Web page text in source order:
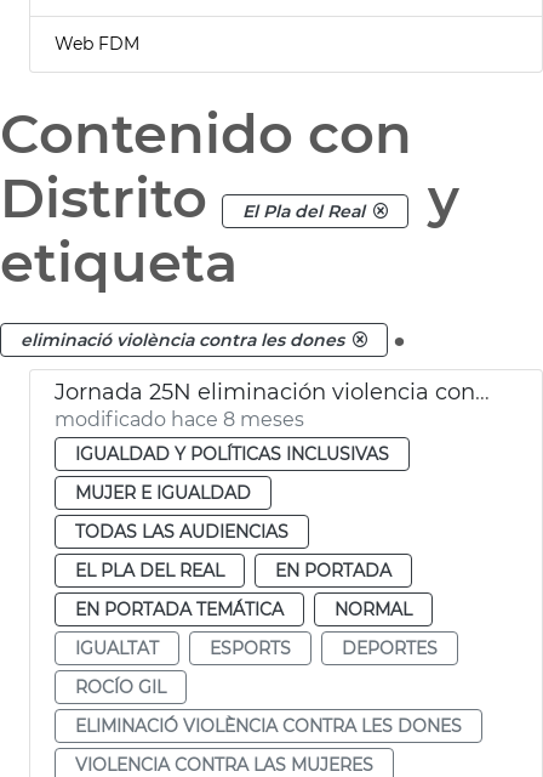
Web FDM
Contenido con
Distrito
El Pla del Real
y
etiqueta
eliminació violència contra les dones .
Jornada 25N eliminación violencia contra las mujeres
modificado hace 8 meses
IGUALDAD Y POLÍTICAS INCLUSIVAS
MUJER E IGUALDAD
TODAS LAS AUDIENCIAS
EL PLA DEL REAL
EN PORTADA
EN PORTADA TEMÁTICA
NORMAL
IGUALTAT
ESPORTS
DEPORTES
ROCÍO GIL
ELIMINACIÓ VIOLÈNCIA CONTRA LES DONES
VIOLENCIA CONTRA LAS MUJERES